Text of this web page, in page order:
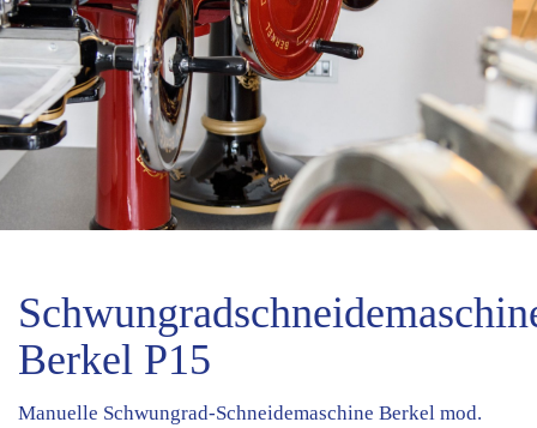
Berkel P15
Manuelle Schwungrad-Schneidemaschine Berkel mod.